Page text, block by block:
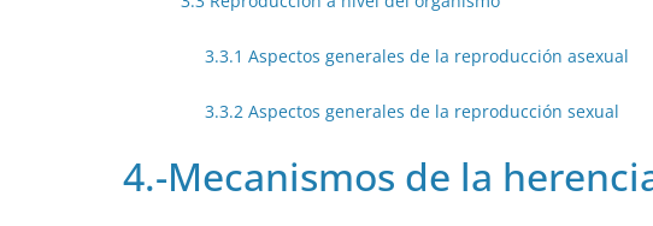
3.3.1 Aspectos generales de la reproducción asexual
3.3.2 Aspectos generales de la reproducción sexual
4.-Mecanismos de la